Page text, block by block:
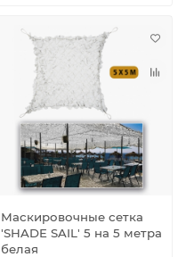
Маскировочные сетка
′SHADE SAIL′ 5 на 5 метра
белая